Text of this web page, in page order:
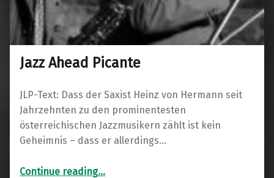
Jazz Ahead Picante
JLP-Text: Dass der Saxist Heinz von Hermann seit
Jahrzehnten zu den prominentesten
österreichischen Jazzmusikern zählt ist kein
Geheimnis – dass er allerdings…
Continue reading…